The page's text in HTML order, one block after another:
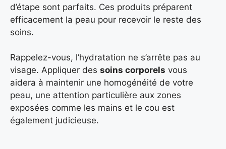
d’étape sont parfaits. Ces produits préparent
efficacement la peau pour recevoir le reste des
soins.
Rappelez-vous, l’hydratation ne s’arrête pas au
visage. Appliquer des soins corporels vous
aidera à maintenir une homogénéité de votre
peau, une attention particulière aux zones
exposées comme les mains et le cou est
également judicieuse.